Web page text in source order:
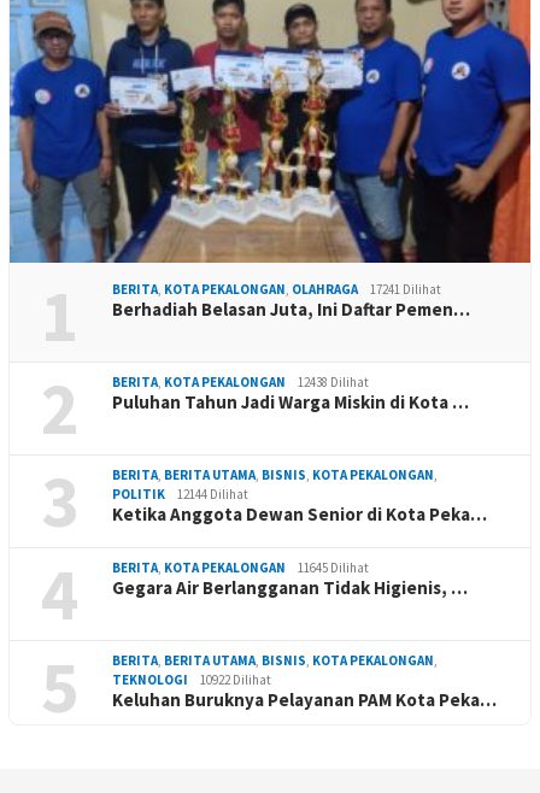
1 BERITA, KOTA PEKALONGAN, OLAHRAGA 17241 Dilihat
Berhadiah Belasan Juta, Ini Daftar Pemen…
2 BERITA, KOTA PEKALONGAN 12438 Dilihat
Puluhan Tahun Jadi Warga Miskin di Kota …
3 BERITA, BERITA UTAMA, BISNIS, KOTA PEKALONGAN,
POLITIK
12144 Dilihat
Ketika Anggota Dewan Senior di Kota Peka…
4 BERITA, KOTA PEKALONGAN 11645 Dilihat
Gegara Air Berlangganan Tidak Higienis, …
5 BERITA, BERITA UTAMA, BISNIS, KOTA PEKALONGAN,
TEKNOLOGI
10922 Dilihat
Keluhan Buruknya Pelayanan PAM Kota Peka…